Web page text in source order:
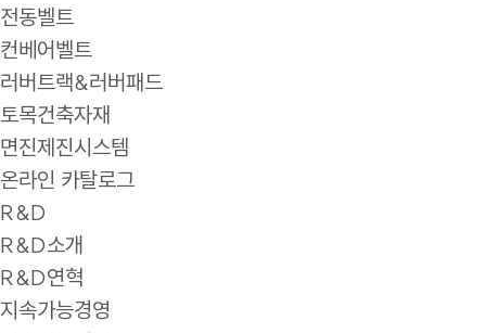
전동벨트
컨베어벨트
러버트랙&러버패드
토목건축자재
면진제진시스템
온라인 카탈로그
R&D
R&D소개
R&D연혁
지속가능경영